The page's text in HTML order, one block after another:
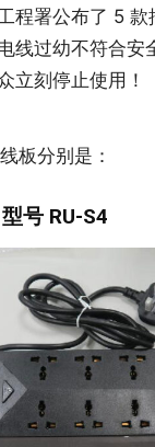
程署公布了 5
线过幼不符合安
立刻停止使用！
板分别是：
号 RU-S4